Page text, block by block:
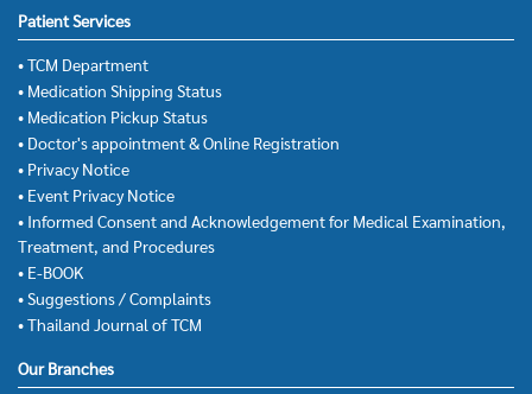
Patient Services
• TCM Department
• Medication Shipping Status
• Medication Pickup Status
• Doctor's appointment & Online Registration
• Privacy Notice
• Event Privacy Notice
• Informed Consent and Acknowledgement for Medical Examination,
Treatment, and Procedures
• E-BOOK
• Suggestions / Complaints
• Thailand Journal of TCM
Our Branches